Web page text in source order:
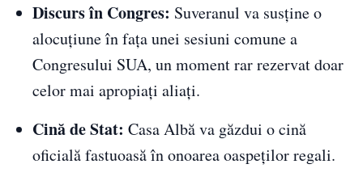
Discurs în Congres: Suveranul va susține o
alocuțiune în fața unei sesiuni comune a
Congresului SUA, un moment rar rezervat doar
celor mai apropiați aliați.
Cină de Stat: Casa Albă va găzdui o cină
oficială fastuoasă în onoarea oaspeților regali.